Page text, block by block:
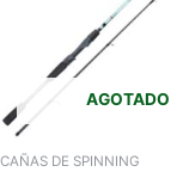
AGOTADO
CAÑAS DE SPINNING